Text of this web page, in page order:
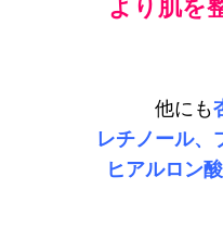
より肌を
他にも
レチノール、
ヒアルロン